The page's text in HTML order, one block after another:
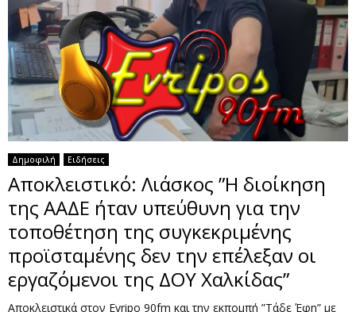
Δημοφιλή Ειδήσεις
Αποκλειστικό: Λιάσκος ”Η διοίκηση
της ΑΑΔΕ ήταν υπεύθυνη για την
τοποθέτηση της συγκεκριμένης
προϊσταμένης δεν την επέλεξαν οι
εργαζόμενοι της ΔΟΥ Χαλκίδας”
Αποκλειστικά στον Evripo 90fm και την εκπομπή ”Τάδε Έφη” με